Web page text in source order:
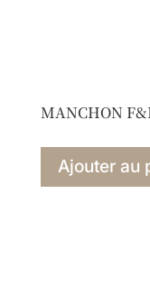
MANCHON
Ajouter au